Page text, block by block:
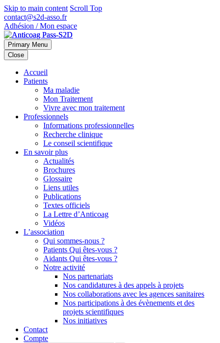
Skip to main content Scroll Top
contact@s2d-asso.fr
Adhésion / Mon espace
Primary Menu
Close
Accueil
Patients
Ma maladie
Mon Traitement
Vivre avec mon traitement
Professionnels
Informations professionnelles
Recherche clinique
Le conseil scientifique
En savoir plus
Actualités
Brochures
Glossaire
Liens utiles
Publications
Textes officiels
La Lettre d’Anticoag
Vidéos
L’association
Qui sommes-nous ?
Patients Qui êtes-vous ?
Aidants Qui êtes-vous ?
Notre activité
Nos partenariats
Nos candidatures à des appels à projets
Nos collaborations avec les agences sanitaires
Nos participations à des évènements et des
projets scientifiques
Nos initiatives
Contact
Compte